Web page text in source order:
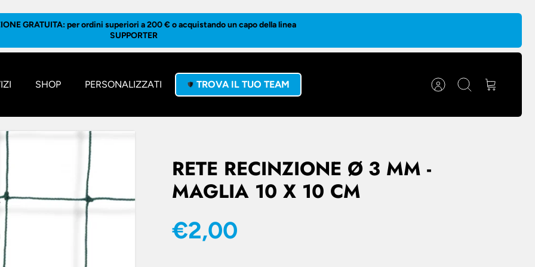
GRATUITA: per ordini superiori a 200 € o acquistando un capo della linea
SUPPORTER
SHOP PERSONALIZZATI TROVA IL TUO TEAM Account Cerca Carrello
RETE RECINZIONE Ø 3 MM -
MAGLIA 10 X 10 CM
€2,00